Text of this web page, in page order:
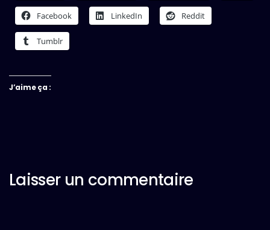
Facebook LinkedIn Reddit
Tumblr
J’aime ça :
Laisser un commentaire